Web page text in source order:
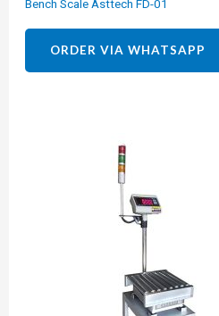
Bench Scale Asttech FD-01
ORDER VIA WHATSAPP